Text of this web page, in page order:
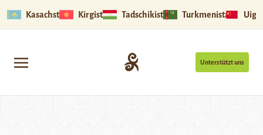
Kasachstan Kirgistan Tadschikistan Turkmenistan
Unterstützt uns